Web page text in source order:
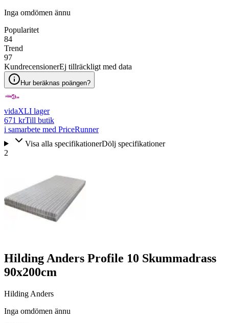
Inga omdömen ännu
Popularitet
84
Trend
97
KundrecensionerEj tillräckligt med data
Hur beräknas poängen?
vidaXLI lager
671 krTill butik
i samarbete med PriceRunner
Visa alla specifikationerDölj specifikationer
2
Hilding Anders Profile 10 Skummadrass
90x200cm
Hilding Anders
Inga omdömen ännu